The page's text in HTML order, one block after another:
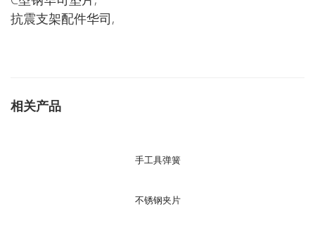
抗震支架配件华司,
相关产品
手工具弹簧
不锈钢夹片